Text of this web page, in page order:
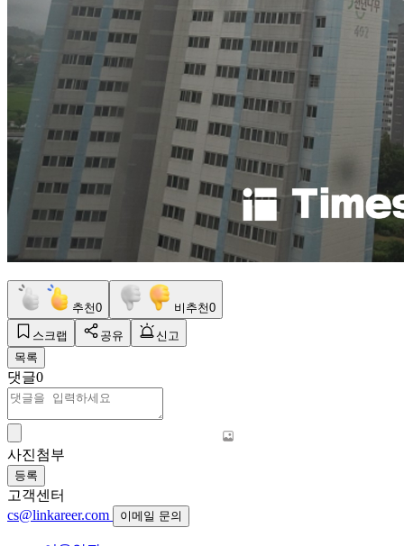
추천0 비추천0
스크랩 공유
신고
목록
댓글0
사진첨부
등록
고객센터
cs@linkareer.com
이메일 문의